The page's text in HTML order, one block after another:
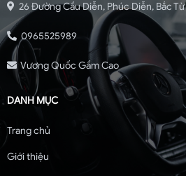
26 Đường Cầu Diễn, Phúc Diễn, Bắc
0965525989
Vương Quốc Gầm Cao
DANH MỤC
Trang chủ
Giới thiệu